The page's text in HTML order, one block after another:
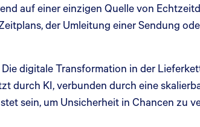
auf einer einzigen Quelle von
der Umleitung einer Sendung
digitale Transformation in der
durch KI, verbunden durch eine
sein, um Unsicherheit in Chancen